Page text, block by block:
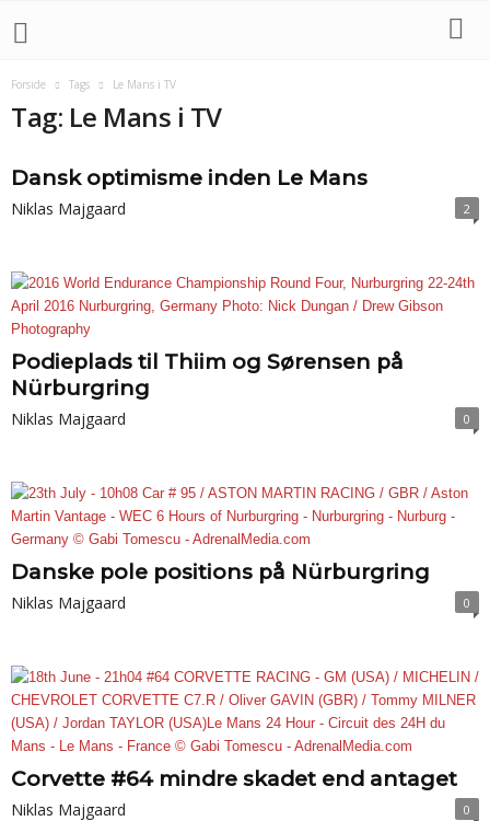
Forside Tags Le Mans i TV
Tag: Le Mans i TV
Dansk optimisme inden Le Mans
Niklas Majgaard 2
Podieplads til Thiim og Sørensen på
Nürburgring
Niklas Majgaard 0
Danske pole positions på Nürburgring
Niklas Majgaard 0
Corvette #64 mindre skadet end antaget
Niklas Majgaard 0